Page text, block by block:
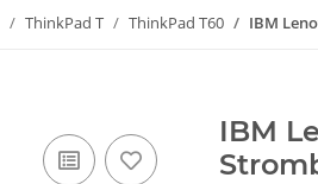
ThinkPad T ThinkPad T60 IBM
IBM